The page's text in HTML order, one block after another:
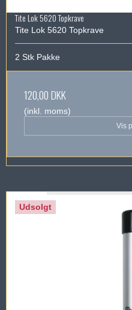
Tite Lok 5620 Topkrave
Tite Lok 5620 Topkrave
2 Stk Pakke
120,00 DKK
(inkl. moms)
Vis
Udsolgt